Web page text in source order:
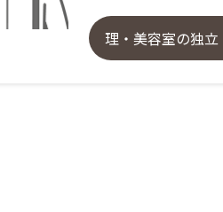
理・美容室の独